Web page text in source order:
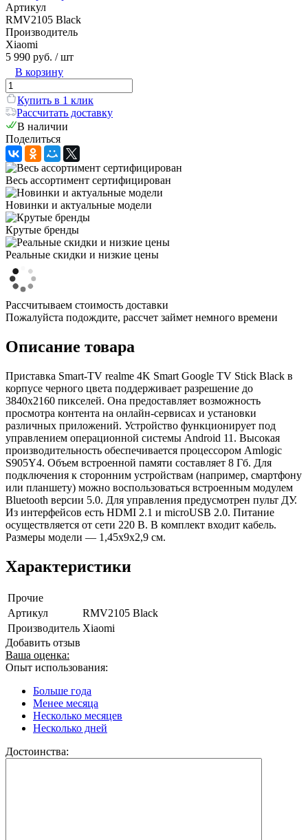
Артикул
RMV2105 Black
Производитель
Xiaomi
5 990 руб. / шт
В корзину
Купить в 1 клик
Рассчитать доставку
В наличии
Поделиться
Весь ассортимент сертифицирован
Новинки и актуальные модели
Крутые бренды
Реальные скидки и низкие цены
Рассчитываем стоимость доставки
Пожалуйста подождите, рассчет займет немного времени
Описание товара
Приставка Smart-TV realme 4K Smart Google TV Stick Black в
корпусе черного цвета поддерживает разрешение до
3840х2160 пикселей. Она предоставляет возможность
просмотра контента на онлайн-сервисах и установки
различных приложений. Устройство функционирует под
управлением операционной системы Android 11. Высокая
производительность обеспечивается процессором Amlogic
S905Y4. Объем встроенной памяти составляет 8 Гб. Для
подключения к сторонним устройствам (например, смартфону
или планшету) можно воспользоваться встроенным модулем
Bluetooth версии 5.0. Для управления предусмотрен пульт ДУ.
Из интерфейсов есть HDMI 2.1 и microUSB 2.0. Питание
осуществляется от сети 220 В. В комплект входит кабель.
Размеры модели — 1,45х9х2,9 см.
Характеристики
Прочие
Артикул
RMV2105 Black
Производитель Xiaomi
Добавить отзыв
Ваша оценка:
Опыт использования:
Больше года
Менее месяца
Несколько месяцев
Несколько дней
Достоинства: